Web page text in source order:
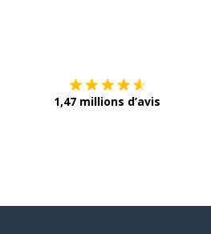
1,47 millions d’avis